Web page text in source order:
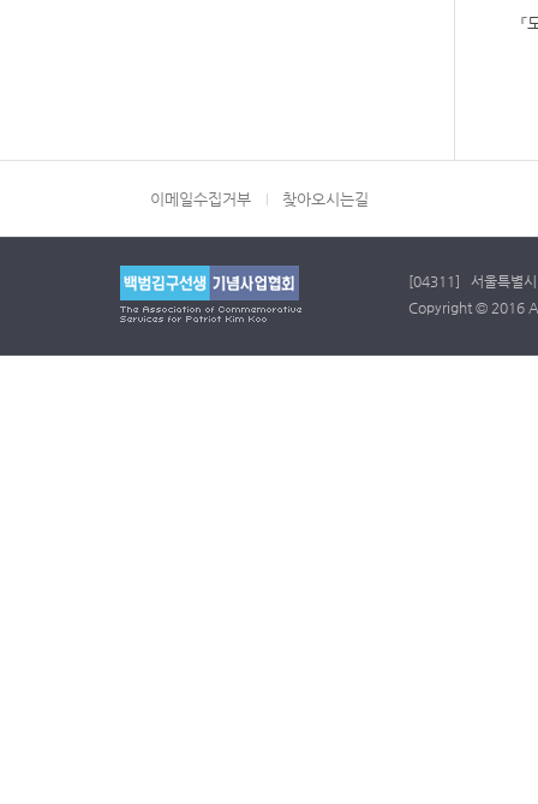
『
이메일수집거부 찾아오시는길
[04311] 서울특별
Copyright © 2016